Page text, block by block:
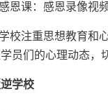
恩课：感恩录像视
校注重思想教育和
员们的心理动态，
学校